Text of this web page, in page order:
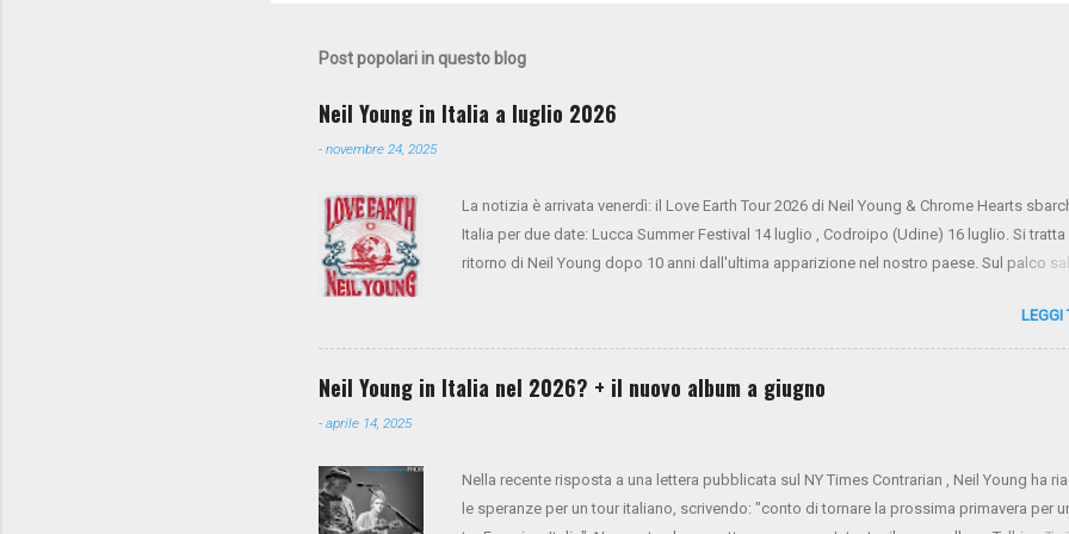
Post popolari in questo blog
Neil Young in Italia a luglio 2026
- novembre 24, 2025
La notizia è arrivata venerdì: il Love Earth Tour 2026 di Neil Young & Chrome Hearts
Italia per due date: Lucca Summer Festival 14 luglio , Codroipo (Udine) 16 luglio. Si tratta
ritorno di Neil Young dopo 10 anni dall'ultima apparizione nel nostro paese. Sul palco
cori), Anthony LoGerfo (batteria) e Neil Young (voce, chitarra, piano). Da oggi i biglietti
presale su NYA . Mercoledì 26 e giovedì 27 verrà aperto il presale di Virgin Radio. Da
la vendita generale sarà aperta tramite Ticketone . Ecco il tour completo:
LEGGI
Neil Young in Italia nel 2026? + il nuovo album a giugno
- aprile 14, 2025
Nella recente risposta a una lettera pubblicata sul NY Times Contrarian , Neil Young ha
le speranze per un tour italiano, scrivendo: "conto di tornare la prossima primavera per